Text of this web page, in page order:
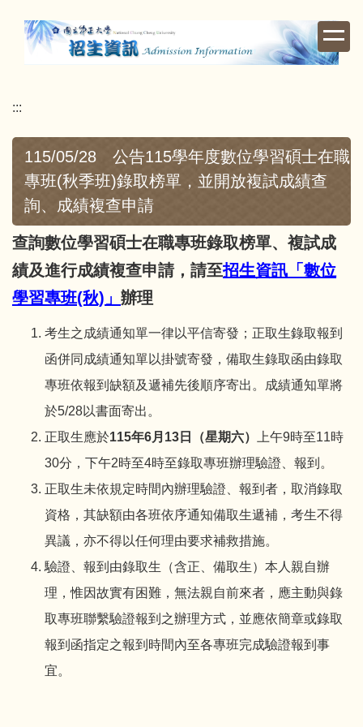
容
:::
115/05/28 公告115學年度數位學習碩士在職
專班(秋季班)錄取榜單，並開放複試成績查
詢、成績複查申請
查詢數位學習碩士在職專班錄取榜單、複試成
績及進行成績複查申請，請至招生資訊「數位
學習專班(秋)」 辦理
考生之成績通知單一律以平信寄發；正取生錄取報到
函併同成績通知單以掛號寄發，備取生錄取函由錄取
專班依報到缺額及遞補先後順序寄出。成績通知單將
於5/28以書面寄出。
正取生應於115年6月13日（星期六）
上午9時至11時
30分，下午2時至4時至錄取專班辦理驗證、報到。
正取生未依規定時間內辦理驗證、報到者，取消錄取
資格，其缺額由各班依序通知備取生遞補，考生不得
異議，亦不得以任何理由要求補救措施。
驗證、報到由錄取生（含正、備取生）本人親自辦
理，惟因故實有困難，無法親自前來者，應主動與錄
取專班聯繫驗證報到之辦理方式，並應依簡章或錄取
報到函指定之報到時間內至各專班完成驗證報到事
宜。